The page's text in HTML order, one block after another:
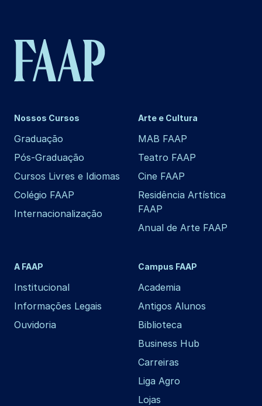
Nossos Cursos
Graduação
Pós-Graduação
Cursos Livres e Idiomas
Colégio FAAP
Internacionalização
Arte e Cultura
MAB FAAP
Teatro FAAP
Cine FAAP
Residência Artística
FAAP
Anual de Arte FAAP
A FAAP
Institucional
Informações Legais
Ouvidoria
Campus FAAP
Academia
Antigos Alunos
Biblioteca
Business Hub
Carreiras
Liga Agro
Lojas